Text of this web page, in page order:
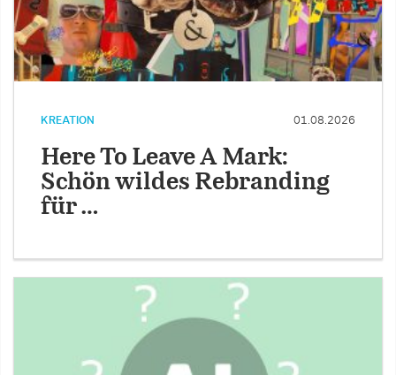
KREATION 01.08.2026
Here To Leave A Mark:
Schön wildes Rebranding
für …